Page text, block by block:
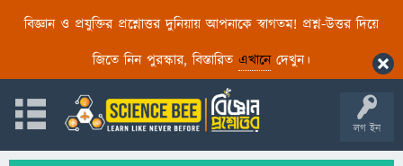
বিজ্ঞান ও প্রযুক্তির প্রশ্নোত্তর দুনিয়ায় আপনাকে স্বাগতম! প্রশ্ন-উত্তর দিয়ে
জিতে নিন পুরস্কার, বিস্তারিত এখানেদেখুন।
লগ ইন